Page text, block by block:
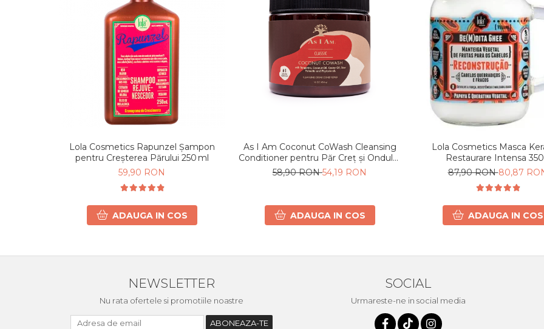
Lola Cosmetics Rapunzel Șampon
pentru Creșterea Părului 250 ml
59,90 RON
ADAUGA IN COS
As I Am Coconut CoWash Cleansing
Conditioner pentru Păr Creț și Ondulat
454g
58,90 RON54,19 RON
ADAUGA IN COS
Lola Cosmetics Masca
Restaurare Intensa
87,90 RON80,87
ADAUGA IN COS
NEWSLETTER
Nu rata ofertele si promotiile noastre
SOCIAL
Urmareste-ne in social media